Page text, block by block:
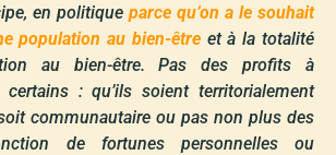
en politique parce qu’on a le souhait
population au bien-êtreet à la totalité
au bien-être. Pas des profits à
: qu’ils soient territorialement
communautaire ou pas non plus des
de fortunes personnelles ou